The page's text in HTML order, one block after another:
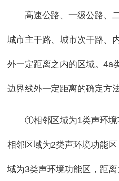
高速公路、一级公路、二
城市主干路、城市次干路、
外一定距离之内的区域。4a
边界线外一定距离的确定方
①相邻区域为1类声环境
相邻区域为2类声环境功能
域为3类声环境功能区，距离